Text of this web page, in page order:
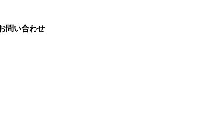
問い合わせ